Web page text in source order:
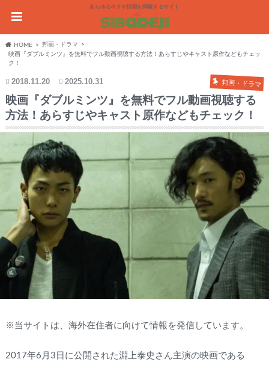
あらゆるネタや情報を網羅するサイト
HOME
邦画・ドラマ
映画『ダブルミンツ』を無料でフル動画視聴する方法！あらすじやキャスト原作などもチェッ
ク！
2018.11.20 2025.10.31 邦画・ドラマ
映画『ダブルミンツ』を無料でフル動画視聴する
方法！あらすじやキャスト原作などもチェック！
※当サイトは、海外在住者に向けて情報を発信しています。
2017年6月3日に公開された淵上泰史さん主演の映画である